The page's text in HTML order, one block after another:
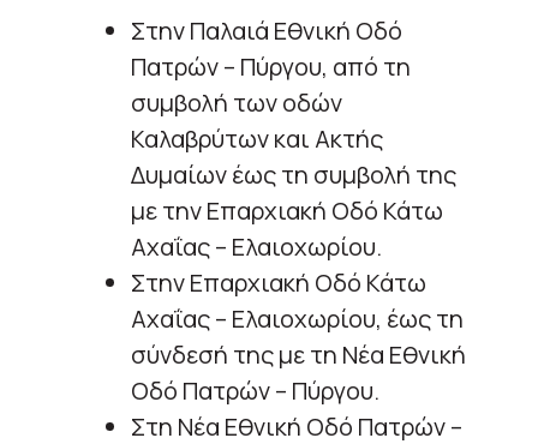
Στην Παλαιά Εθνική Οδό
Πατρών – Πύργου, από τη
συμβολή των οδών
Καλαβρύτων και Ακτής
Δυμαίων έως τη συμβολή της
με την Επαρχιακή Οδό Κάτω
Αχαΐας – Ελαιοχωρίου.
Στην Επαρχιακή Οδό Κάτω
Αχαΐας – Ελαιοχωρίου, έως τη
σύνδεσή της με τη Νέα Εθνική
Οδό Πατρών – Πύργου.
Στη Νέα Εθνική Οδό Πατρών –